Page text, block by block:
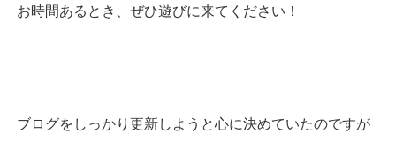
お時間あるとき、ぜひ遊びに来てください！
ブログをしっかり更新しようと心に決めていたのですが